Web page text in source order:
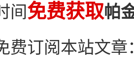
间免费获取帕
费订阅本站文章